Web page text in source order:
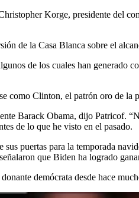
Korge, presidente del
de la Casa Blanca sobre el
de los cuales han generado
como Clinton, el patrón oro de la
Barack Obama, dijo Patricof.
de lo que he visto en el pasado.
puertas para la temporada
que Biden ha logrado
demócrata desde hace